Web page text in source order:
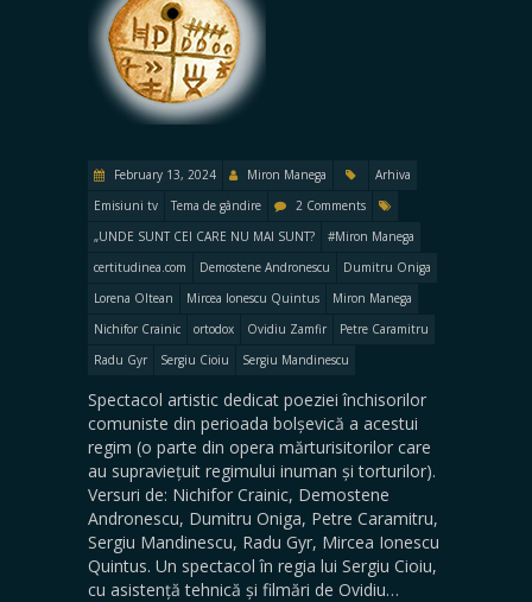
February 13, 2024 Miron Manega
Arhiva
Emisiuni tv
Tema de gândire
2 Comments
„UNDE SUNT CEI CARE NU MAI SUNT?
#Miron Manega
certitudinea.com
Demostene Andronescu
Dumitru Oniga
Lorena Oltean
Mircea Ionescu Quintus
Miron Manega
Nichifor Crainic
ortodox Ovidiu Zamfir
Petre Caramitru
Radu Gyr
Sergiu Cioiu Sergiu Mandinescu
Spectacol artistic dedicat poeziei închisorilor
comuniste din perioada bolșevică a acestui
regim (o parte din opera mărturisitorilor care
au supraviețuit regimului inuman și torturilor).
Versuri de: Nichifor Crainic, Demostene
Andronescu, Dumitru Oniga, Petre Caramitru,
Sergiu Mandinescu, Radu Gyr, Mircea Ionescu
Quintus. Un spectacol în regia lui Sergiu Cioiu,
cu asistență tehnică și filmări de Ovidiu…